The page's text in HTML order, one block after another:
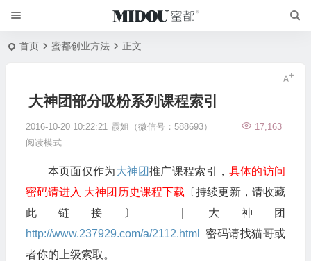
首页 蜜都创业方法 正文
大神团部分吸粉系列课程索引
2016-10-20 10:22:21 霞姐（微信号：588693）
17,163
阅读模式
本页面仅作为大神团推广课程索引， 具体的访问
密码请进入 大神团历史课程下载 〔持续更新，请收藏
此链接〕 | 大神团
http://www.237929.com/a/2112.html
密码请找猫哥或
者你的上级索取。